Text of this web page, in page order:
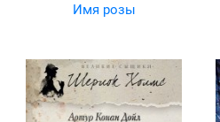
Имя розы